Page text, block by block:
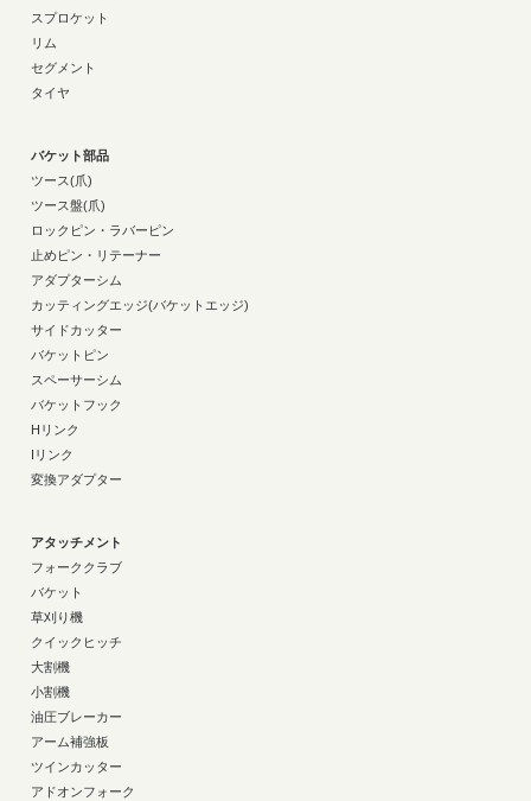
スプロケット
リム
セグメント
タイヤ
バケット部品
ツース(爪)
ツース盤(爪)
ロックピン・ラバーピン
止めピン・リテーナー
アダプターシム
カッティングエッジ(バケットエッジ)
サイドカッター
バケットピン
スペーサーシム
バケットフック
Hリンク
Iリンク
変換アダプター
アタッチメント
フォーククラブ
バケット
草刈り機
クイックヒッチ
大割機
小割機
油圧ブレーカー
アーム補強板
ツインカッター
アドオンフォーク